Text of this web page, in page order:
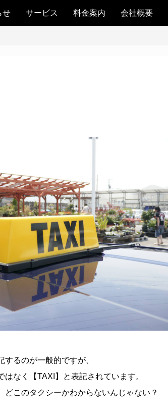
せ サービス 料金案内 会社概要
るのが一般的ですが、
なく【TAXI】と表記されています。
どこのタクシーかわからないんじゃない？